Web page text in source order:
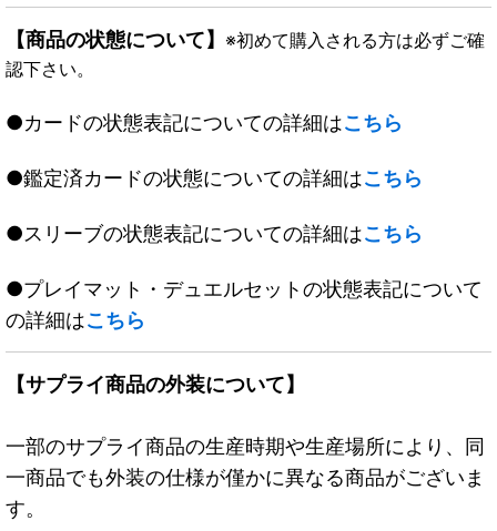
【商品の状態について】 ※初めて購入される方は必ずご確
認下さい。
●カードの状態表記についての詳細はこちら
●鑑定済カードの状態についての詳細はこちら
●スリーブの状態表記についての詳細はこちら
●プレイマット・デュエルセットの状態表記について
の詳細はこちら
【サプライ商品の外装について】
一部のサプライ商品の生産時期や生産場所により、同
一商品でも外装の仕様が僅かに異なる商品がございま
す。